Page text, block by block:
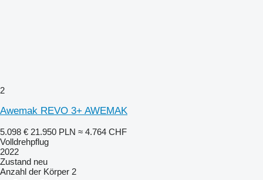
2
Awemak REVO 3+ AWEMAK
5.098 € 21.950 PLN ≈ 4.764 CHF
Volldrehpflug
2022
Zustand neu
Anzahl der Körper 2